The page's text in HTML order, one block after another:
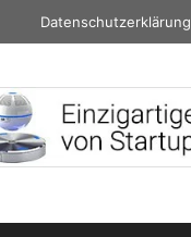
Datenschutzerklärung